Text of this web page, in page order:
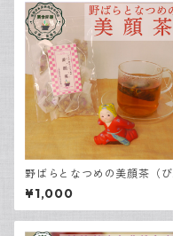
野ばらとなつめの美顔茶（び
がんちゃ）3包入
¥1,000